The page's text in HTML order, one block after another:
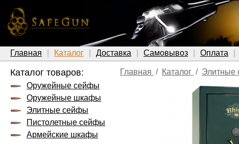
Главная Каталог Доставка Самовывоз Оплата
Каталог товаров:
Оружейные сейфы
Оружейные шкафы
Элитные сейфы
Пистолетные сейфы
Армейские шкафы
Главная / Каталог / Элитные